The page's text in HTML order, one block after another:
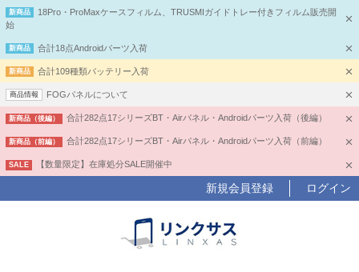
新商品
18Pro・ProMaxケースフィルム、TRUSMIガイドトレー付きフィルム販売開
始
新商品 合計18点Androidパーツ入荷
新商品 合計109種類バッテリー入荷
商品情報 FOGパネルについて
新商品（後編） 合計282点17シリーズBT・Airパネル・Androidパーツ入荷（後編）
新商品（前編） 合計282点17シリーズBT・Airパネル・Androidパーツ入荷（前編）
SALE 【数量限定】在庫処分SALE開催中
新規会員登録 ログイン